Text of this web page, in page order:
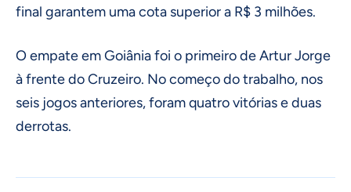
final garantem uma cota superior a R$ 3 milhões.
O empate em Goiânia foi o primeiro de Artur Jorge
à frente do Cruzeiro. No começo do trabalho, nos
seis jogos anteriores, foram quatro vitórias e duas
derrotas.